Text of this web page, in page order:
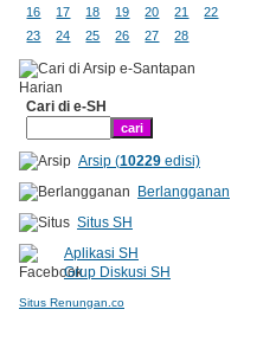
16
17 18 19 20 21
22
23
24 25 26 27 28
Cari di e-SH
Arsip (10229edisi)
Berlangganan
Situs SH
Aplikasi SH
Grup Diskusi SH
Situs Renungan.co